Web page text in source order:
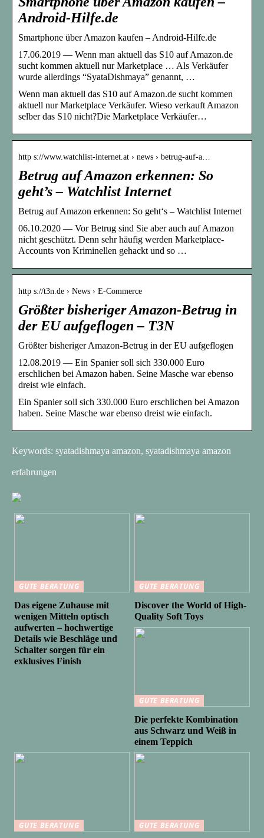
Android-Hilfe.de
Smartphone über Amazon kaufen – Android-Hilfe.de
17.06.2019 — Wenn man aktuell das S10 auf Amazon.de
sucht kommen aktuell nur Marketplace … Als Verkäufer
wurde allerdings “SyataDishmaya” genannt, …
Wenn man aktuell das S10 auf Amazon.de sucht kommen
aktuell nur Marketplace Verkäufer. Wieso verkauft Amazon
selber das S10 nicht?Die Marketplace Verkäufer…
http s://www.watchlist-internet.at › news › betrug-auf-a…
Betrug auf Amazon erkennen: So
geht’s – Watchlist Internet
Betrug auf Amazon erkennen: So geht‘s – Watchlist Internet
06.10.2020 — Vor Betrug sind Sie aber auch auf Amazon
nicht geschützt. Denn sehr häufig werden Marketplace-
Accounts von Kriminellen gehackt und so …
http s://t3n.de › News › E-Commerce
Größter bisheriger Amazon-Betrug in
der EU aufgeflogen – T3N
Größter bisheriger Amazon-Betrug in der EU aufgeflogen
12.08.2019 — Ein Spanier soll sich 330.000 Euro
erschlichen bei Amazon haben. Seine Masche war ebenso
dreist wie einfach.
Ein Spanier soll sich 330.000 Euro erschlichen bei Amazon
haben. Seine Masche war ebenso dreist wie einfach.
Keywords: syatadishmaya amazon, syatadishmaya amazon
erfahrungen
GUTE BERATUNG
Das eigene Zuhause mit
wenigen Mitteln optisch
aufwerten – hochwertige
Details wie Beschläge und
Schalter sorgen für ein
exklusives Finish
GUTE BERATUNG
Discover the World of High-
Quality Soft Toys
GUTE BERATUNG
Die perfekte Kombination
aus Schwarz und Weiß in
einem Teppich
GUTE BERATUNG
GUTE BERATUNG